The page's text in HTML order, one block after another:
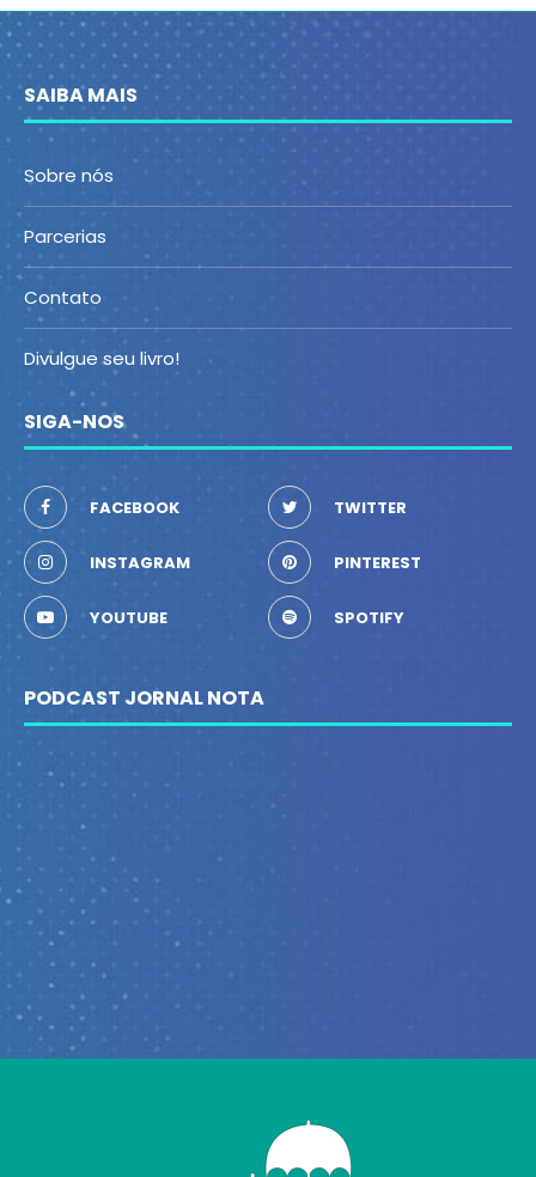
SAIBA MAIS
Sobre nós
Parcerias
Contato
Divulgue seu livro!
SIGA-NOS
FACEBOOK TWITTER
INSTAGRAM PINTEREST
YOUTUBE SPOTIFY
PODCAST JORNAL NOTA